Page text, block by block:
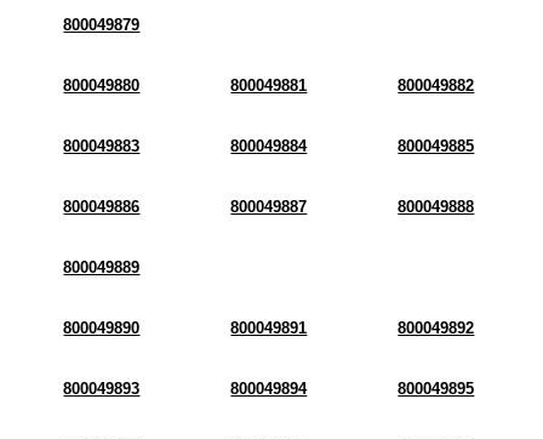
800049879
800049880 800049881 800049882
800049883 800049884 800049885
800049886 800049887 800049888
800049889
800049890 800049891 800049892
800049893 800049894 800049895